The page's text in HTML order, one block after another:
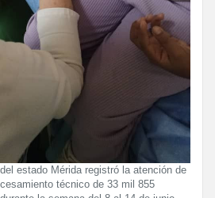
estado Mérida registró la atención de
técnico de 33 mil 855